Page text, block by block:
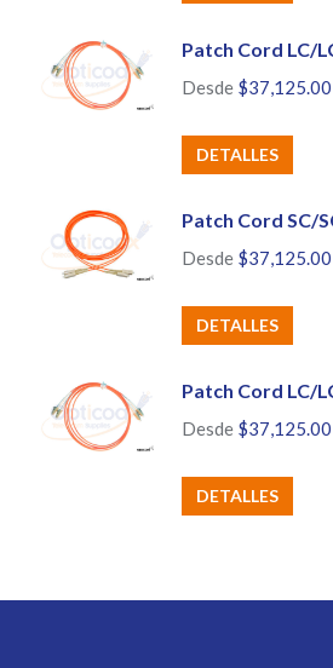
Patch Cord LC/
Desde $37,125.00
DETALLES
tiene
en
Patch Cord SC/
Desde $37,125.00
DETALLES
tiene
Patch Cord LC/
Desde $37,125.00
DETALLES